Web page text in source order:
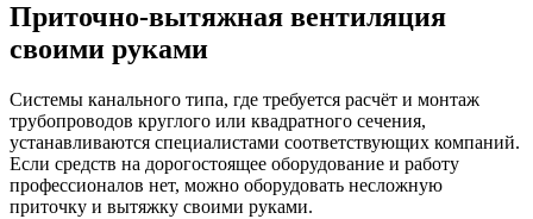
Приточно-вытяжная вентиляция
своими руками
Системы канального типа, где требуется расчёт и монтаж
трубопроводов круглого или квадратного сечения,
устанавливаются специалистами соответствующих компаний.
Если средств на дорогостоящее оборудование и работу
профессионалов нет, можно оборудовать несложную
приточку и вытяжку своими руками.